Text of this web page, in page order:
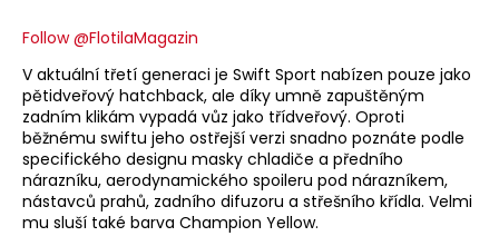
Follow @FlotilaMagazin
V aktuální třetí generaci je Swift Sport nabízen pouze jako
pětidveřový hatchback, ale díky umně zapuštěným
zadním klikám vypadá vůz jako třídveřový. Oproti
běžnému swiftu jeho ostřejší verzi snadno poznáte podle
specifického designu masky chladiče a předního
nárazníku, aerodynamického spoileru pod nárazníkem,
nástavců prahů, zadního difuzoru a střešního křídla. Velmi
mu sluší také barva Champion Yellow.